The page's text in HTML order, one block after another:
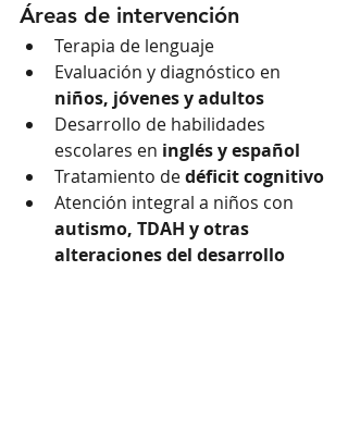
Áreas de intervención
Terapia de lenguaje
Evaluación y diagnóstico en
niños, jóvenes y adultos
Desarrollo de habilidades
escolares en inglés y español
Tratamiento de déficit cognitivo
Atención integral a niños con
autismo, TDAH y otras
alteraciones del desarrollo